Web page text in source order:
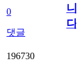
0
댓글
니
다
196730